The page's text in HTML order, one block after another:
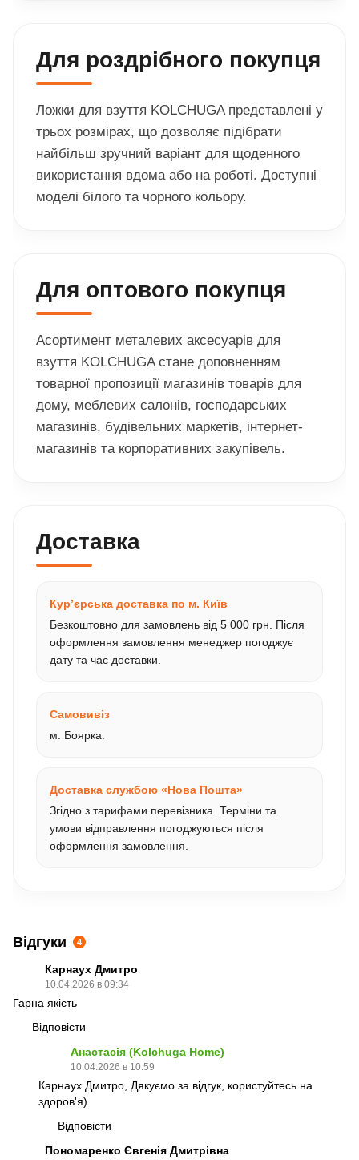
Для роздрібного покупця
Ложки для взуття KOLCHUGA представлені у
трьох розмірах, що дозволяє підібрати
найбільш зручний варіант для щоденного
використання вдома або на роботі. Доступні
моделі білого та чорного кольору.
Для оптового покупця
Асортимент металевих аксесуарів для
взуття KOLCHUGA стане доповненням
товарної пропозиції магазинів товарів для
дому, меблевих салонів, господарських
магазинів, будівельних маркетів, інтернет-
магазинів та корпоративних закупівель.
Доставка
Кур’єрська доставка по м. Київ
Безкоштовно для замовлень від 5 000 грн. Після
оформлення замовлення менеджер погоджує
дату та час доставки.
Самовивіз
м. Боярка.
Доставка службою «Нова Пошта»
Згідно з тарифами перевізника. Терміни та
умови відправлення погоджуються після
оформлення замовлення.
Відгуки 4
Карнаух Дмитро
10.04.2026 в 09:34
Гарна якість
Відповісти
Анастасія (Kolchuga Home)
10.04.2026 в 10:59
Карнаух Дмитро, Дякуємо за відгук, користуйтесь на
здоров'я)
Відповісти
Пономаренко Євгенія Дмитрівна